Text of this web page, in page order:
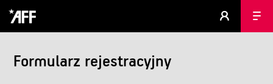
Formularz rejestracyjny